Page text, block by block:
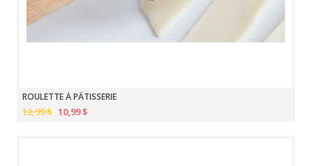
ROULETTE À PÂTISSERIE
12,99 $ 10,99 $